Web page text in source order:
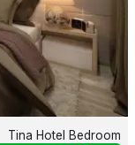
Tina Hotel Bedroom